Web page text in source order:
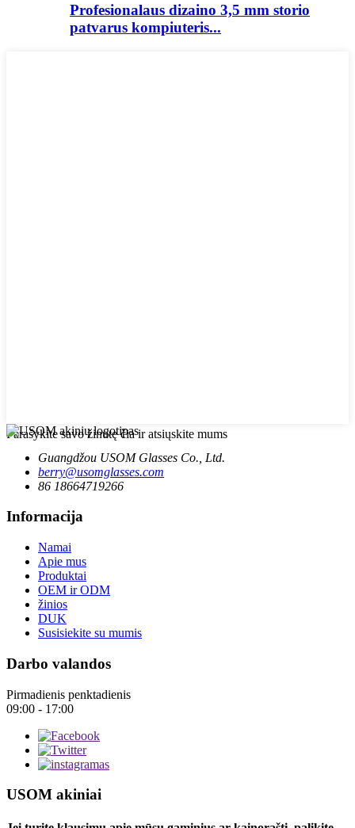
Profesionalaus dizaino 3,5 mm storio
patvarus kompiuteris...
Parašykite savo žinutę čia ir atsiųskite mums
Guangdžou USOM Glasses Co., Ltd.
berry@usomglasses.com
86 18664719266
Informacija
Namai
Apie mus
Produktai
OEM ir ODM
žinios
DUK
Susisiekite su mumis
Darbo valandos
Pirmadienis penktadienis
09:00 - 17:00
USOM akiniai